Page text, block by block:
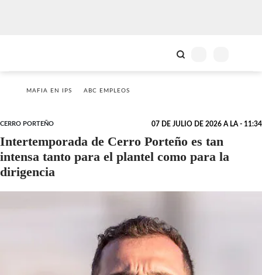
MAFIA EN IPS ABC EMPLEOS
CERRO PORTEÑO 07 DE JULIO DE 2026 A LA - 11:34
Intertemporada de Cerro Porteño es tan
intensa tanto para el plantel como para la
dirigencia